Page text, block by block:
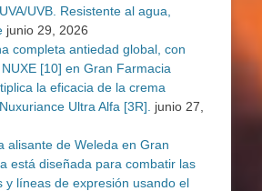
UVB. Resistente al agua,
junio 29, 2026
completa antiedad global, con
[10] en Gran Farmacia
la eficacia de la crema
Ultra Alfa [3R].
junio 27,
alisante de Weleda en Gran
está diseñada para combatir las
y líneas de expresión usando el